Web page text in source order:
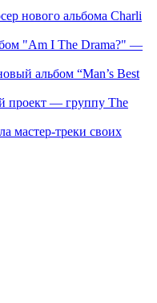
нового альбома Charli
"Am I The Drama?" —
альбом “Man’s Best
проект — группу The
мастер-треки своих